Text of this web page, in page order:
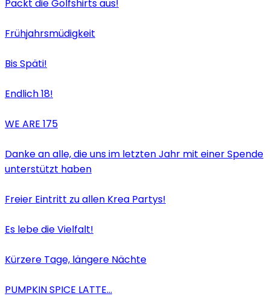
Packt die Golfshirts aus!
Frühjahrsmüdigkeit
Bis Späti!
Endlich 18!
WE ARE 175
Danke an alle, die uns im letzten Jahr mit einer Spende
unterstützt haben
Freier Eintritt zu allen Krea Partys!
Es lebe die Vielfalt!
Kürzere Tage, längere Nächte
PUMPKIN SPICE LATTE…